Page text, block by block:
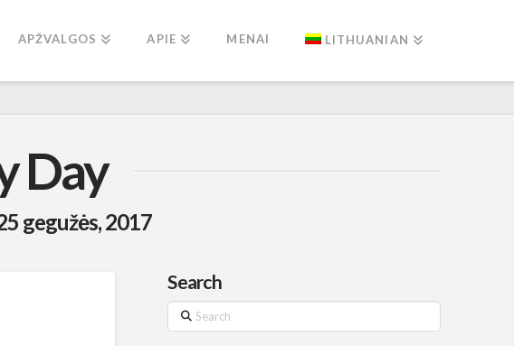
APŽVALGOS APIE MENAI LITHUANIAN
Day
gegužės, 2017
Search
Search